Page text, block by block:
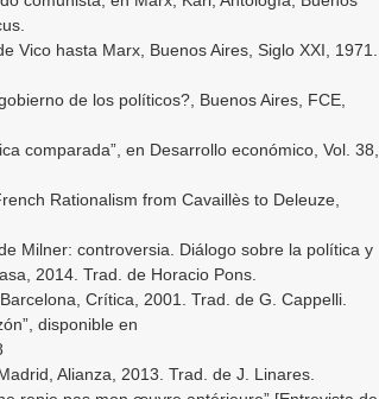
Vico hasta Marx, Buenos Aires, Siglo XXI, 1971.
de los políticos?, Buenos Aires, FCE,
comparada”, en Desarrollo económico, Vol. 38,
Rationalism from Cavaillès to Deleuze,
Milner: controversia. Diálogo sobre la política y
2014. Trad. de Horacio Pons.
Crítica, 2001. Trad. de G. Cappelli.
disponible en
Alianza, 2013. Trad. de J. Linares.